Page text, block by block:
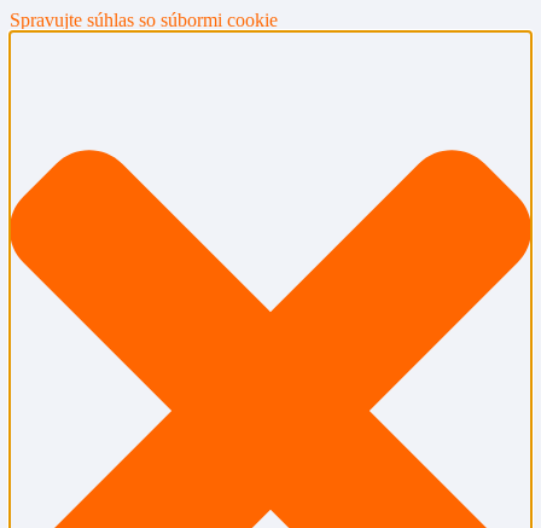
Spravujte súhlas so súbormi cookie